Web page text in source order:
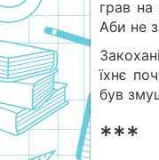
грав на
Аби не
їхнє
був
***